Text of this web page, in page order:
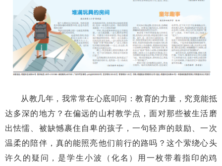
从教几年，我常常在心底叩问：教育的力量，究竟能抵
达多深的地方？在偏远的山村教学点，面对那些被生活磨
出怯懦、被缺憾裹住自卑的孩子，一句轻声的鼓励、一次
温柔的陪伴，真的能照亮他们前行的路吗？这个萦绕心头
许久的疑问，是学生小波（化名）用一枚带着指印的鸡